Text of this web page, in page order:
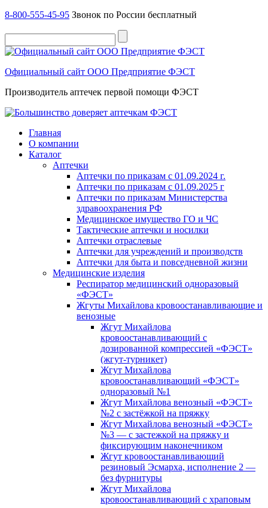
8-800-555-45-95 Звонок по России бесплатный
Официальный сайт ООО Предприятие ФЭСТ
Производитель аптечек первой помощи ФЭСТ
Главная
О компании
Каталог
Аптечки
Аптечки по приказам с 01.09.2024 г.
Аптечки по приказам с 01.09.2025 г
Аптечки по приказам Министерства
здравоохранения РФ
Медицинское имущество ГО и ЧС
Тактические аптечки и носилки
Аптечки отраслевые
Аптечки для учреждений и производств
Аптечки для быта и повседневной жизни
Медицинские изделия
Респиратор медицинский одноразовый
«ФЭСТ»
Жгуты Михайлова кровоостанавливающие и
венозные
Жгут Михайлова
кровоостанавливающий с
дозированной компрессией «ФЭСТ»
(жгут-турникет)
Жгут Михайлова
кровоостанавливающий «ФЭСТ»
одноразовый №1
Жгут Михайлова венозный «ФЭСТ»
№2 с застёжкой на пряжку
Жгут Михайлова венозный «ФЭСТ»
№3 — с застежкой на пряжку и
фиксирующим наконечником
Жгут кровоостанавливающий
резиновый Эсмарха, исполнение 2 —
без фурнитуры
Жгут Михайлова
кровоостанавливающий с храповым